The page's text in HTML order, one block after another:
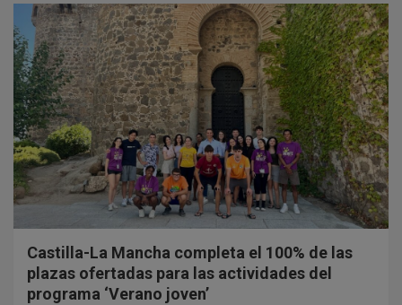
Castilla-La Mancha completa el 100% de las
plazas ofertadas para las actividades del
programa ‘Verano joven’